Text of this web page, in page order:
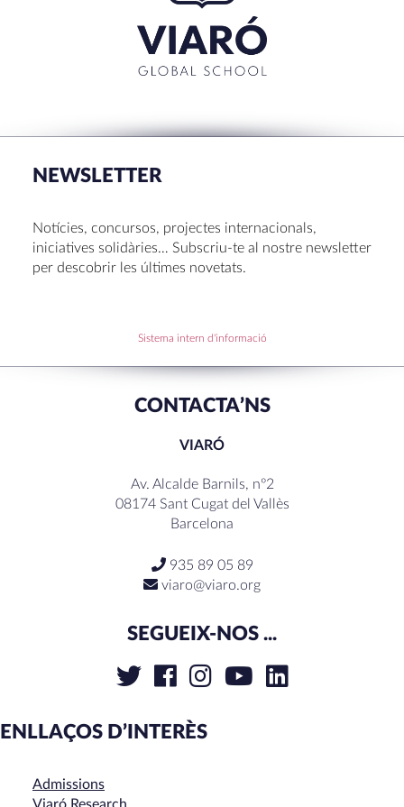
La Mostra d’Arts 2026
Congrés UNIV 2026
Oficis de Setmana Santa 2025
Premi al Pessebre d’Infantil 2024
RECENT COMMENTS
NEWSLETTER
Notícies, concursos, projectes internacionals,
iniciatives solidàries… Subscriu-te al nostre newsletter
per descobrir les últimes novetats.
Sistema intern d'informació
CONTACTA’NS
VIARÓ
Av. Alcalde Barnils, nº2
08174 Sant Cugat del Vallès
Barcelona
935 89 05 89
viaro@viaro.org
SEGUEIX-NOS ...
ENLLAÇOS D’INTERÈS
Admissions
Viaró Research